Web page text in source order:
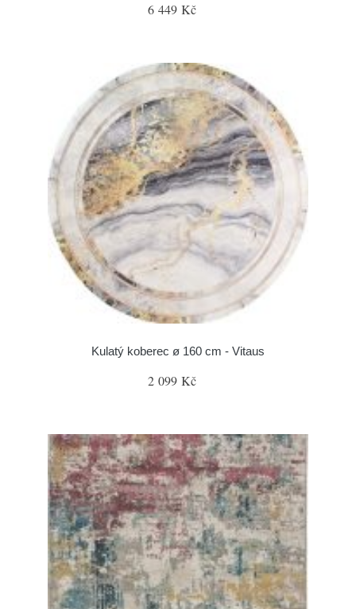
6 449 Kč
Kulatý koberec ø 160 cm - Vitaus
2 099 Kč